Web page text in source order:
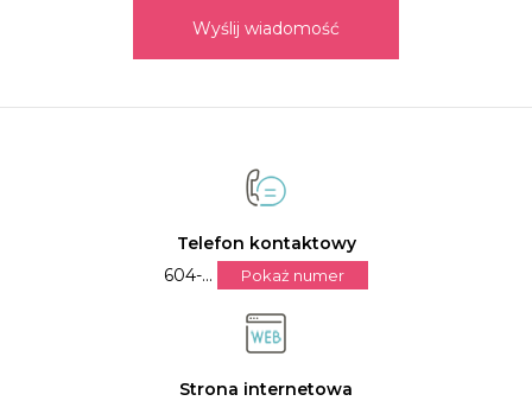
Wyślij wiadomość
Telefon kontaktowy
604-...
Pokaż numer
Strona internetowa